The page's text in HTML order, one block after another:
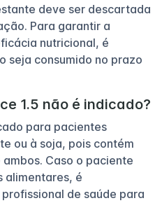
deve ser descartada
Para garantir a
nutricional, é
seja consumido no prazo
1.5 não é indicado?
para pacientes
ou à soja, pois contém
Caso o paciente
alimentares, é
de saúde para